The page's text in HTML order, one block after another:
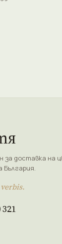
за доставка на
България.
321